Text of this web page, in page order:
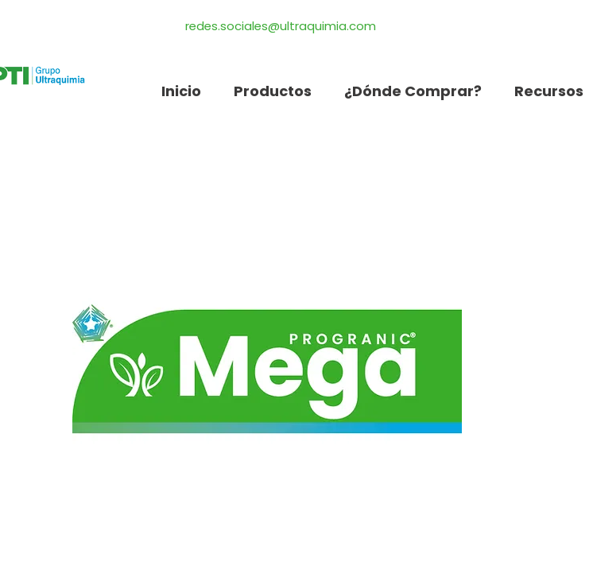
redes.sociales@ultraquimia.com
Inicio Productos ¿Dónde Comprar? Recursos